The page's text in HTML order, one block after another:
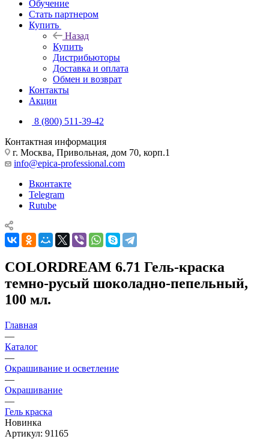
Обучение
Стать партнером
Купить
Назад
Купить
Дистрибьюторы
Доставка и оплата
Обмен и возврат
Контакты
Акции
8 (800) 511-39-42
Контактная информация
г. Москва, Привольная, дом 70, корп.1
info@epica-professional.com
Вконтакте
Telegram
Rutube
COLORDREAM 6.71 Гель-краска
темно-русый шоколадно-пепельный,
100 мл.
Главная
—
Каталог
—
Окрашивание и осветление
—
Окрашивание
—
Гель краска
Новинка
Артикул: 91165